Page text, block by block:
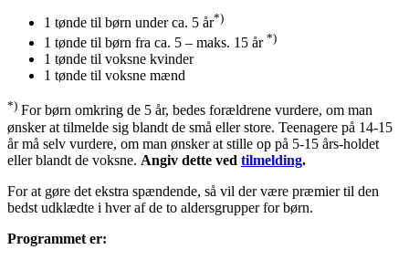
1 tønde til børn under ca. 5 år*)
1 tønde til børn fra ca. 5 – maks. 15 år *)
1 tønde til voksne kvinder
1 tønde til voksne mænd
*) For børn omkring de 5 år, bedes forældrene vurdere, om man
ønsker at tilmelde sig blandt de små eller store. Teenagere på 14-15
år må selv vurdere, om man ønsker at stille op på 5-15 års-holdet
eller blandt de voksne. Angiv dette ved tilmelding.
For at gøre det ekstra spændende, så vil der være præmier til den
bedst udklædte i hver af de to aldersgrupper for børn.
Programmet er: